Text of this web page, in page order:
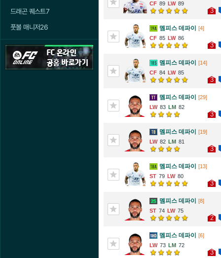
드래곤 퀘스트7
풋볼 매니저26
89
89
3
멤피스 데파이
[4]
85
86
3
멤피스 데파이
[14]
84
85
3
멤피스 데파이
[29]
83
82
3
멤피스 데파이
[19]
82
81
3
멤피스 데파이
[13]
79
80
3
멤피스 데파이
[8]
74
75
2
멤피스 데파이
[6]
73
72
3